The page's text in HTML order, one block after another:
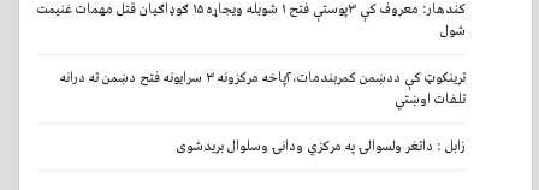
کندهار: معروف کې ۳پوستې فتح ۱ شوبله ویجاړه ۱۵ ګوډاګیان قتل مهمات غنیمت
شول
ترینکوټ کې ددښمن کمربندمات،۲پاخه مرکزونه ۳ سرایونه فتح دښمن ته درانه
تلفات اوښتي
زابل : داتغر ولسوالۍ په مرکزي ودانۍ وسلوال بریدشوی